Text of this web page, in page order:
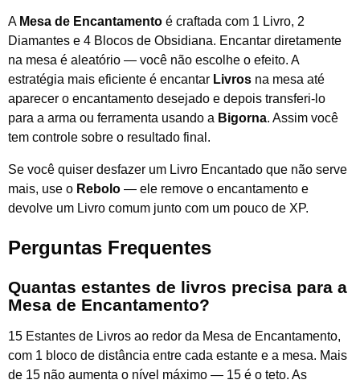
A Mesa de Encantamento é craftada com 1 Livro, 2
Diamantes e 4 Blocos de Obsidiana. Encantar diretamente
na mesa é aleatório — você não escolhe o efeito. A
estratégia mais eficiente é encantar Livros na mesa até
aparecer o encantamento desejado e depois transferi-lo
para a arma ou ferramenta usando a Bigorna. Assim você
tem controle sobre o resultado final.
Se você quiser desfazer um Livro Encantado que não serve
mais, use o Rebolo — ele remove o encantamento e
devolve um Livro comum junto com um pouco de XP.
Perguntas Frequentes
Quantas estantes de livros precisa para a
Mesa de Encantamento?
15 Estantes de Livros ao redor da Mesa de Encantamento,
com 1 bloco de distância entre cada estante e a mesa. Mais
de 15 não aumenta o nível máximo — 15 é o teto. As